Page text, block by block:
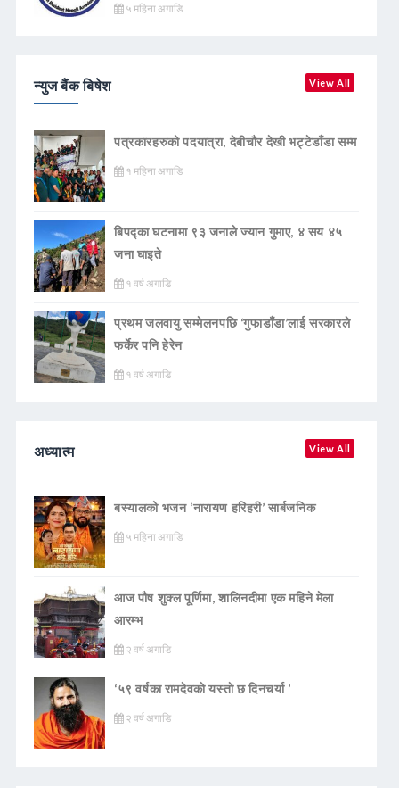
५ महिना अगाडि
न्युज बैंक बिषेश View All
पत्रकारहरुको पदयात्रा, देबीचौर देखी भट्टेडाँडा सम्म
१ महिना अगाडि
बिपद्का घटनामा ९३ जनाले ज्यान गुमाए, ४ सय ४५
जना घाइते
१ वर्ष अगाडि
प्रथम जलवायु सम्मेलनपछि ‘गुफाडाँडा’लाई सरकारले
फर्केर पनि हेरेन
१ वर्ष अगाडि
अध्यात्म View All
बस्यालको भजन ‘नारायण हरिहरी’ सार्बजनिक
५ महिना अगाडि
आज पौष शुक्ल पूर्णिमा, शालिनदीमा एक महिने मेला
आरम्भ
२ वर्ष अगाडि
‘५९ वर्षका रामदेवकाे यस्ताे छ दिनचर्या ’
२ वर्ष अगाडि